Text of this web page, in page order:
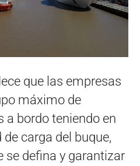
que las empresas
máximo de
a bordo teniendo en
carga del buque,
se defina y garantizar